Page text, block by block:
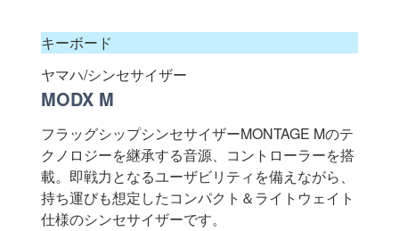
キーボード
ヤマハ/シンセサイザー
MODX M
フラッグシップシンセサイザーMONTAGE Mのテ
クノロジーを継承する音源、コントローラーを搭
載。即戦力となるユーザビリティを備えながら、
持ち運びも想定したコンパクト＆ライトウェイト
仕様のシンセサイザーです。